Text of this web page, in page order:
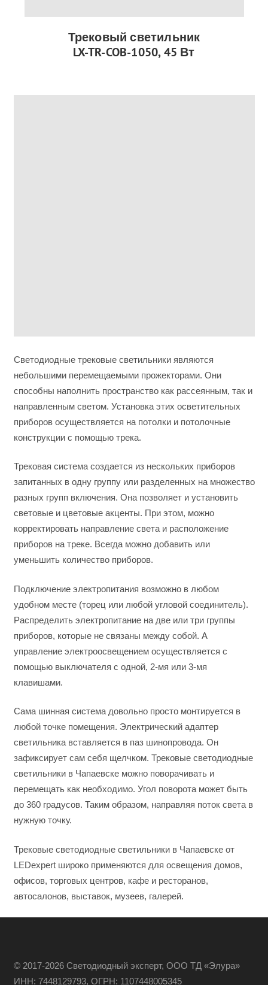
Трековый светильник
LX-TR-COB-1050, 45 Вт
Светодиодные трековые светильники являются
небольшими перемещаемыми прожекторами. Они
способны наполнить пространство как рассеянным, так и
направленным светом. Установка этих осветительных
приборов осуществляется на потолки и потолочные
конструкции с помощью трека.
Трековая система создается из нескольких приборов
запитанных в одну группу или разделенных на множество
разных групп включения. Она позволяет и установить
световые и цветовые акценты. При этом, можно
корректировать направление света и расположение
приборов на треке. Всегда можно добавить или
уменьшить количество приборов.
Подключение электропитания возможно в любом
удобном месте (торец или любой угловой соединитель).
Распределить электропитание на две или три группы
приборов, которые не связаны между собой. А
управление электроосвещением осуществляется с
помощью выключателя с одной, 2-мя или 3-мя
клавишами.
Сама шинная система довольно просто монтируется в
любой точке помещения. Электрический адаптер
светильника вставляется в паз шинопровода. Он
зафиксирует сам себя щелчком. Трековые светодиодные
светильники в Чапаевске можно поворачивать и
перемещать как необходимо. Угол поворота может быть
до 360 градусов. Таким образом, направляя поток света в
нужную точку.
Трековые светодиодные светильники в Чапаевске от
LEDexpert широко применяются для освещения домов,
офисов, торговых центров, кафе и ресторанов,
автосалонов, выставок, музеев, галерей.
© 2017-2026 Светодиодный эксперт, ООО ТД «Элура»
ИНН: 7448129793, ОГРН: 1107448005345